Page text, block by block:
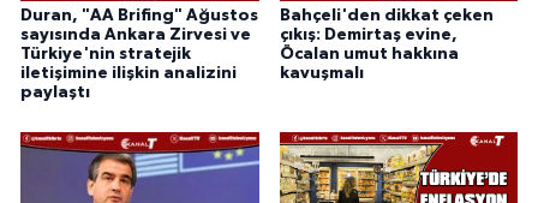
Duran, "AA Brifing" Ağustos
sayısında Ankara Zirvesi ve
Türkiye'nin stratejik
iletişimine ilişkin analizini
paylaştı
Bahçeli'den dikkat çeken
çıkış: Demirtaş evine,
Öcalan umut hakkına
kavuşmalı